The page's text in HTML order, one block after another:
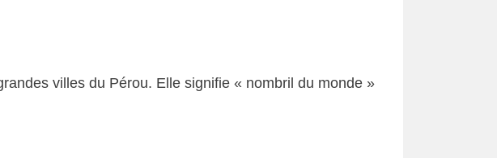
villes du Pérou. Elle signifie « nombril du monde »